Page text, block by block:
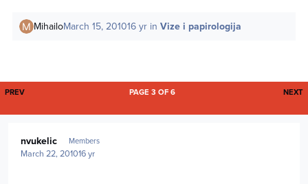
MihailoMarch 15, 201016 yr inVize i papirologija
FIRST PAGE
PREV NEXT
PAGE 3 OF 6
nvukelic Members
March 22, 201016 yr